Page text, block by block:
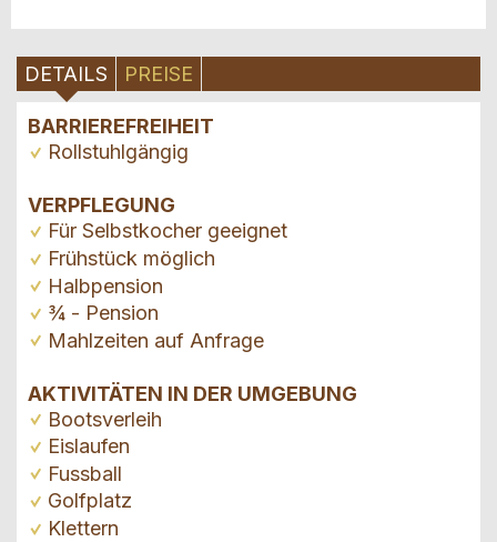
DETAILS PREISE
BARRIEREFREIHEIT
Rollstuhlgängig
VERPFLEGUNG
Für Selbstkocher geeignet
Frühstück möglich
Halbpension
¾ - Pension
Mahlzeiten auf Anfrage
AKTIVITÄTEN IN DER UMGEBUNG
Bootsverleih
Eislaufen
Fussball
Golfplatz
Klettern